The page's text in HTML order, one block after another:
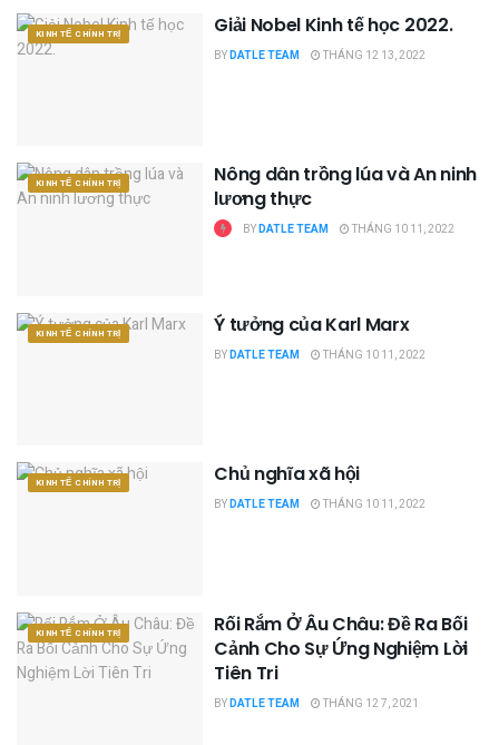
KINH TẾ CHÍNH TRỊ Giải Nobel Kinh tế học 2022.
BYDATLE TEAM THÁNG 12 13, 2022
KINH TẾ CHÍNH TRỊ
Nông dân trồng lúa và An ninh
lương thực
BYDATLE TEAM THÁNG 10 11, 2022
KINH TẾ CHÍNH TRỊ Ý tưởng của Karl Marx
BYDATLE TEAM THÁNG 10 11, 2022
KINH TẾ CHÍNH TRỊ Chủ nghĩa xã hội
BYDATLE TEAM THÁNG 10 11, 2022
KINH TẾ CHÍNH TRỊ
Rối Rắm Ở Âu Châu: Đề Ra Bối
Cảnh Cho Sự Ứng Nghiệm Lời
Tiên Tri
BYDATLE TEAM THÁNG 12 7, 2021